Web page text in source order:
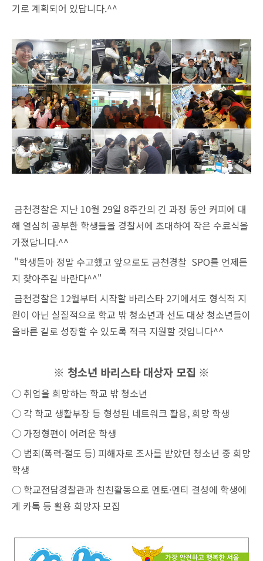
기로 계획되어 있답니다.^^
금천경찰은 지난 10월 29일 8주간의 긴 과정 동안 커피에 대
해 열심히 공부한 학생들을 경찰서에 초대하여 작은 수료식을
가졌답니다.^^
"학생들아 정말 수고했고 앞으로도 금천경찰 SPO를 언제든
지 찾아주길 바란다^^"
금천경찰은 12월부터 시작할 바리스타 2기에서도 형식적 지
원이 아닌 실질적으로 학교 밖 청소년과 선도 대상 청소년들이
올바른 길로 성장할 수 있도록 적극 지원할 것입니다^^
※ 청소년 바리스타대상자 모집 ※
○ 취업을 희망하는 학교 밖 청소년
○ 각 학교 생활부장 등 형성된 네트워크 활용, 희망 학생
○ 가정형편이 어려운 학생
○ 범죄(폭력·절도 등) 피해자로 조사를 받았던 청소년 중 희망
학생
○ 학교전담경찰관과 친친활동으로 멘토·멘티 결성에 학생에
게 카톡 등 활용 희망자 모집